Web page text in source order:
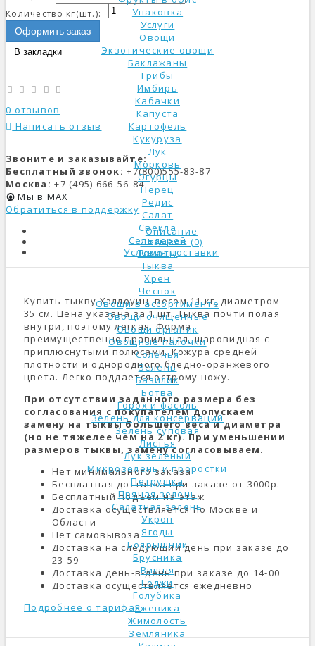
Упаковка
Услуги
Овощи
Экзотические овощи
Баклажаны
Грибы
Имбирь
Кабачки
Капуста
Картофель
Кукуруза
Лук
Морковь
Огурцы
Перец
Редис
Салат
Свекла
Сельдерей
Томаты
Тыква
Хрен
Чеснок
Овощи в ассортименте
Овощи очищенные
Овощи органик
Овощные палочки
Соленья
Зелень
Базилик
Ботва
Горох и фасоль
Зелень для консерваций
Зелень суповая
Листья
Лук зеленый
Микрозелень и проростки
Петрушка
Пряная зелень
Салатная зелень
Укроп
Ягоды
Боярышник
Брусника
Вишня
Годжи
Голубика
Ежевика
Жимолость
Земляника
Количество кг(шт.):
Оформить заказ
В закладки
0 отзывов
Написать отзыв
Звоните и заказывайте:
Бесплатный звонок: +7(800)555-83-87
Москва: +7 (495) 666-56-84
Мы в MAX
Обратиться в поддержку
Описание
Отзывов (0)
Условия доставки
Купить тыкву Хэллоуин, весом 11 кг, диаметром
35 см. Цена указана за 1 шт. Тыква почти полая
внутри, поэтому легкая. Форма
преимущественно правильная, шаровидная с
приплюснутыми полюсами. Кожура средней
плотности и однородного бледно-оранжевого
цвета. Легко поддается острому ножу.
При отсутствии заданного размера без
согласования с покупателем допускаем
замену на тыквы большего веса и диаметра
(но не тяжелее чем на 2 кг). При уменьшении
размеров тыквы, замену согласовываем.
Нет минимального заказа
Бесплатная доставка при заказе от 3000р.
Бесплатный подъем на этаж
Доставка осуществляется по Москве и
Области
Нет самовывоза
Доставка на следующий день при заказе до
23-59
Доставка день-в-день при заказе до 14-00
Доставка осуществляется ежедневно
Подробнее о тарифах